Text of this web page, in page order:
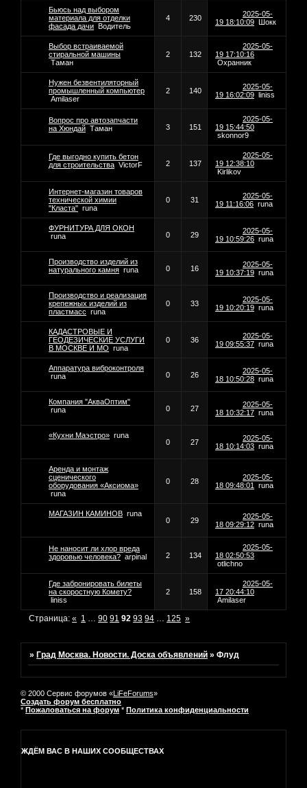
Бьюсь над выбором
материала для отделки
фасада дачи Водитель
4 230
2025-05-
19 18:10:09 Шокк
Выбор встраиваемой
стиральной машины
Таман
2 132
2025-05-
19 17:10:16
Охранник
Нужен безвентиляторный
промышленный компьютер
Amilaser
2 140
2025-05-
19 16:02:09 liniss
Вопрос про автозапчасти
на Хюндай Таман 3 151
2025-05-
19 15:44:50
skonnor9
Где выгодно купить бетон
для строительства VictorF 2 137
2025-05-
19 12:38:10
Kirlikov
Интернет-магазин товаров
технической химии
"Класта" runa
0 31
2025-05-
19 11:16:06 runa
ФУРНИТУРА ДЛЯ ОКОН
runa
0 29
2025-05-
19 10:59:26 runa
Производство изделий из
натурального камня runa 0 16
2025-05-
19 10:37:19 runa
Производство и реализация
крепежных изделий из
пластмасс runa
0 33
2025-05-
19 10:20:19 runa
КАДАСТРОВЫЕ И
ГЕОДЕЗИЧЕСКИЕ УСЛУГИ
В МОСКВЕ И МО runa
0 36
2025-05-
19 09:55:37 runa
Аппаратура виброконтроля
runa
0 26
2025-05-
18 10:50:28 runa
Компания "АкваОптим"
runa
0 27
2025-05-
18 10:32:17 runa
«Кухни Маэстро» runa
0
27
2025-05-
18 10:14:03 runa
Аренда и монтаж
сценического
оборудования «Аксиома»
runa
0 28
2025-05-
18 09:48:01
runa
МАГАЗИН КАМИНОВ runa
0
29
2025-05-
18 09:29:12 runa
Не наносит ли хлор вреда
здоровью человека? arpinal 2 134
2025-05-
18 02:50:53
otlichno
Где забронировать билеты
на скоростную Комету?
liniss
2 158
2025-05-
17 20:44:10
Amilaser
Страница:« 1 … 90 91 92 93 94 … 125 »
»Град Москва. Новости. Доска объявлений »Флуд
© 2000 Сервис форумов «LiFeForums»
Создать форум бесплатно
* Пожаловаться на форум * Политика конфиденциальности
ЖДЁМ ВАС В НАШИХ СООБЩЕСТВАХ